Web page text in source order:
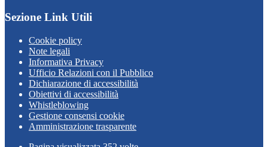
Sezione Link Utili
Cookie policy
Note legali
Informativa Privacy
Ufficio Relazioni con il Pubblico
Dichiarazione di accessibilità
Obiettivi di accessibilità
Whistleblowing
Gestione consensi cookie
Amministrazione trasparente